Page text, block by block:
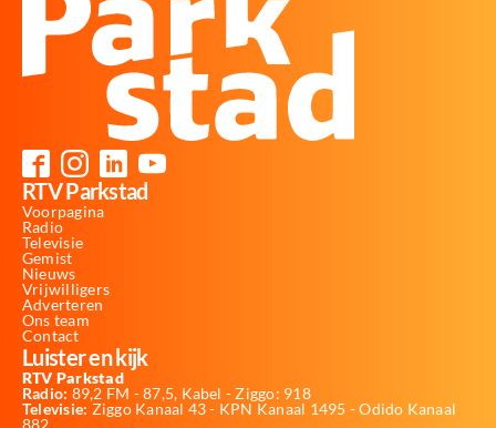
RTV Parkstad
Voorpagina
Radio
Televisie
Gemist
Nieuws
Vrijwilligers
Adverteren
Ons team
Contact
Luister en kijk
RTV Parkstad
Radio: 89,2 FM - 87,5, Kabel - Ziggo: 918
Televisie: Ziggo Kanaal 43 - KPN Kanaal 1495 - Odido Kanaal
882